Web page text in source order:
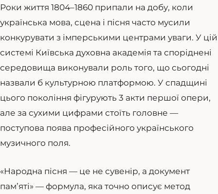
Роки життя 1804–1860 припали на добу, коли
українська мова, сцена і пісня часто мусили
конкурувати з імперськими центрами уваги. У цій
системі Київська духовна академія та споріднені
середовища виконували роль того, що сьогодні
назвали б культурною платформою. У спадщині
цього покоління фігурують 3 акти першої опери,
але за сухими цифрами стоїть головне —
поступова поява професійного українського
музичного поля.
«Народна пісня — це не сувенір, а документ
пам’яті» — формула, яка точно описує метод